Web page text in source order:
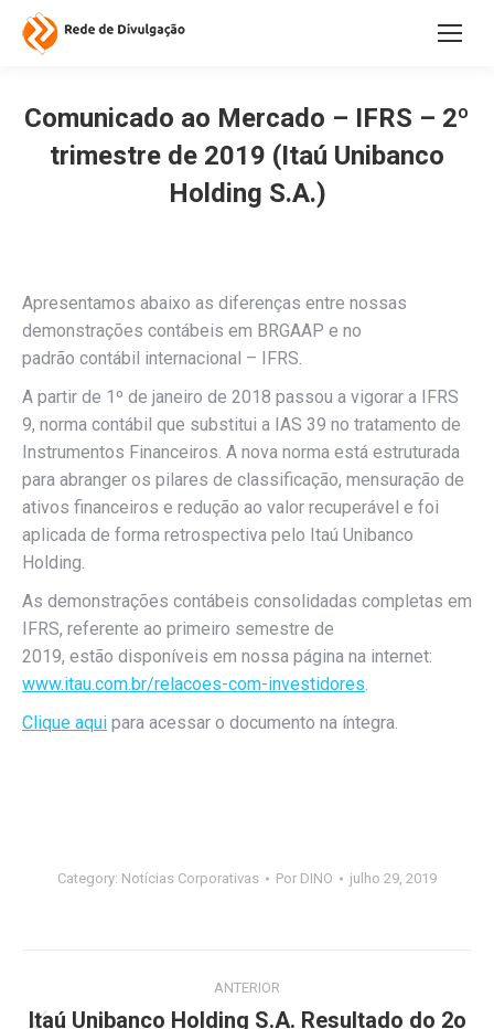
Comunicado ao Mercado – IFRS – 2º
trimestre de 2019 (Itaú Unibanco
Holding S.A.)
Apresentamos abaixo as diferenças entre nossas
demonstrações contábeis em BRGAAP e no
padrão contábil internacional – IFRS.
A partir de 1º de janeiro de 2018 passou a vigorar a IFRS
9, norma contábil que substitui a IAS 39 no tratamento de
Instrumentos Financeiros. A nova norma está estruturada
para abranger os pilares de classificação, mensuração de
ativos financeiros e redução ao valor recuperável e foi
aplicada de forma retrospectiva pelo Itaú Unibanco
Holding.
As demonstrações contábeis consolidadas completas em
IFRS, referente ao primeiro semestre de
2019, estão disponíveis em nossa página na internet:
www.itau.com.br/relacoes-com-investidores.
Clique aqui para acessar o documento na íntegra.
Category: Notícias Corporativas Por DINO julho 29, 2019
ANTERIOR
Itaú Unibanco Holding S.A. Resultado do 2o